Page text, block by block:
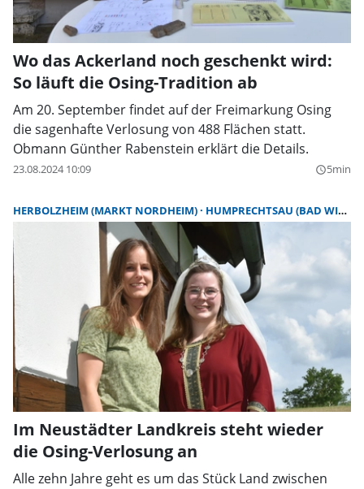
Wo das Ackerland noch geschenkt wird:
So läuft die Osing-Tradition ab
Am 20. September findet auf der Freimarkung Osing
die sagenhafte Verlosung von 488 Flächen statt.
Obmann Günther Rabenstein erklärt die Details.
23.08.2024 10:09 query_builder5min
HERBOLZHEIM (MARKT NORDHEIM) HUMPRECHTSAU (BAD WINDSHEIM)
Im Neustädter Landkreis steht wieder
die Osing-Verlosung an
Alle zehn Jahre geht es um das Stück Land zwischen